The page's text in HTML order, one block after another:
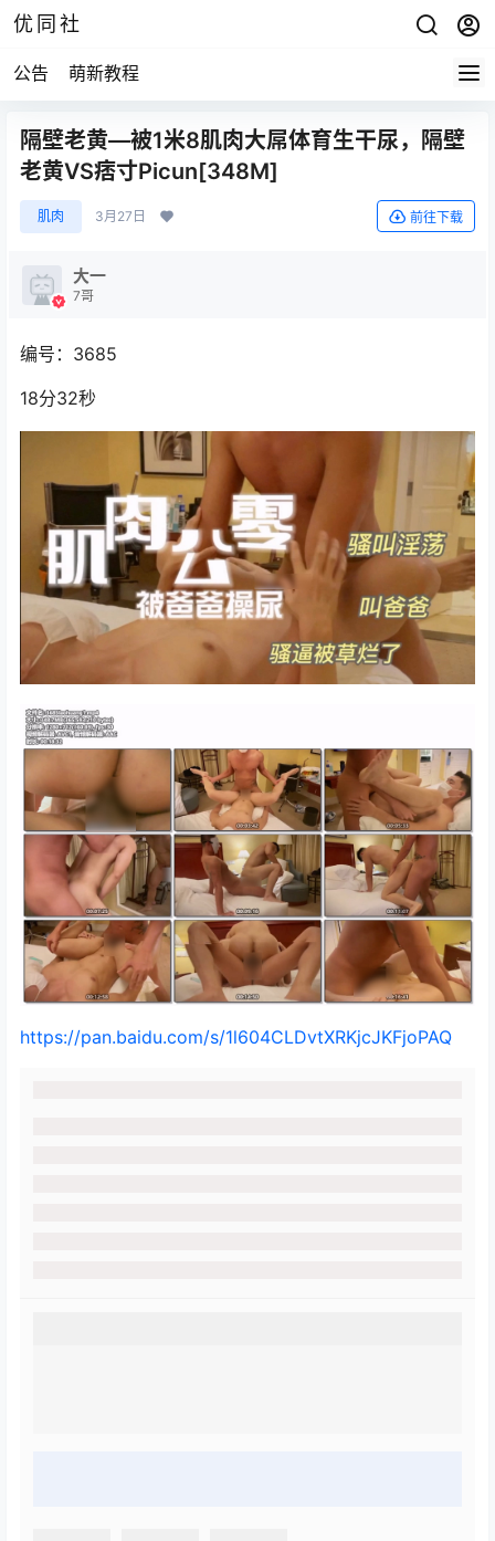
优同社
公告 萌新教程
隔壁老黄—被1米8肌肉大屌体育生干尿，隔壁
老黄VS痞寸Picun[348M]
肌肉 3月27日 前往下载
大一
7哥
编号：3685
18分32秒
https://pan.baidu.com/s/1l604CLDvtXRKjcJKFjoPAQ